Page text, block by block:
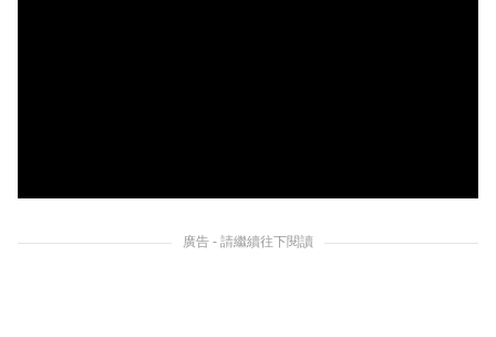
廣告 - 請繼續往下閱讀